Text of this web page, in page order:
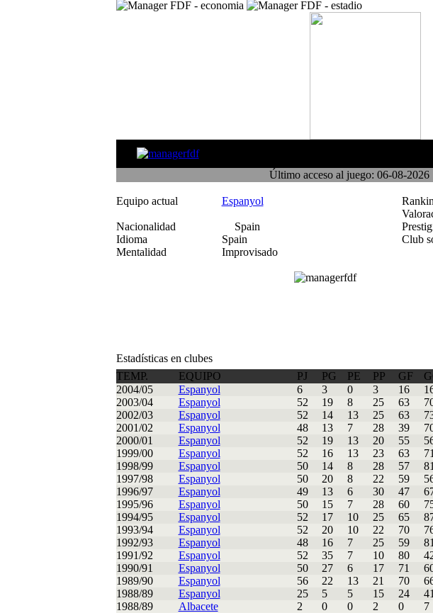
Último acceso al juego: 06-08-
Equipo actual Espanyol
Nacionalidad
Spain
Idioma
Spain Club
Mentalidad
Improvisado
Estadísticas en clubes
TEMP.
EQUIPO PJ PG PE PP GF
2004/05
Espanyol 6 3 0 3 16
2003/04
Espanyol 52 19 8 25 63
2002/03
Espanyol 52 14 13 25 63
2001/02
Espanyol 48 13 7 28 39
2000/01
Espanyol 52 19 13 20 55
1999/00
Espanyol 52 16 13 23 63 71
1998/99
Espanyol 50 14 8 28 57 81
1997/98
Espanyol 50 20 8 22 59
1996/97
Espanyol 49 13 6 30 47
1995/96
Espanyol 50 15 7 28 60
1994/95
Espanyol 52 17 10 25 65
1993/94
Espanyol 52 20 10 22 70
1992/93
Espanyol 48 16 7 25 59 81
1991/92
Espanyol 52 35 7 10 80
1990/91
Espanyol 50 27 6 17 71
1989/90
Espanyol 56 22 13 21 70
1988/89
Espanyol 25 5 5 15 24 41
1988/89
Albacete 2 0 0 2 0 7